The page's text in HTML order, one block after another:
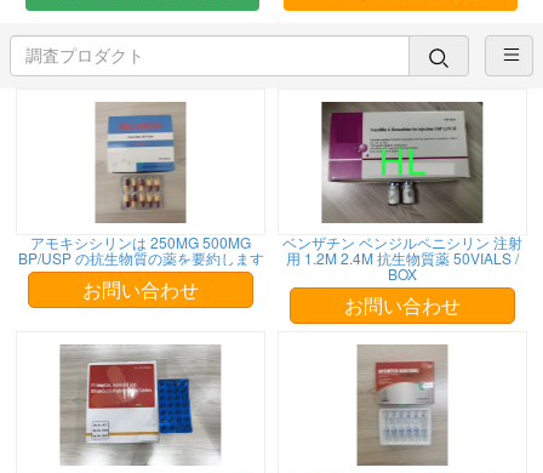
アモキシシリンは 250MG 500MG
BP/USP の抗生物質の薬を要約します
お問い合わせ
ベンザチン ベンジルペニシリン 注射
用 1.2M 2.4M 抗生物質薬 50VIALS /
BOX
お問い合わせ